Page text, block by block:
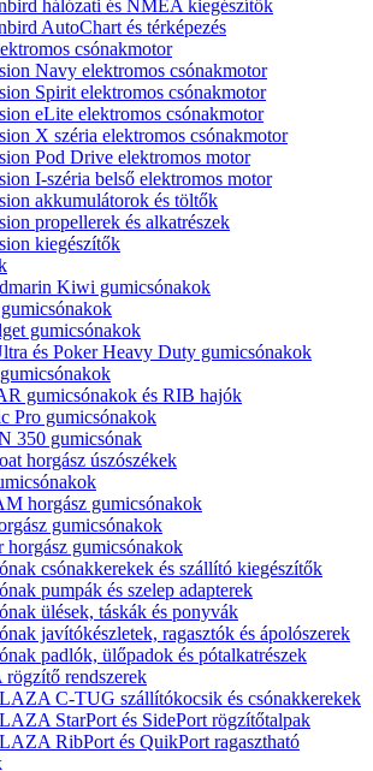
hálózati és NMEA kiegészítők
AutoChart és térképezés
csónakmotor
Navy elektromos csónakmotor
Spirit elektromos csónakmotor
eLite elektromos csónakmotor
X széria elektromos csónakmotor
Pod Drive elektromos motor
I-széria belső elektromos motor
akkumulátorok és töltők
propellerek és alkatrészek
kiegészítők
Kiwi gumicsónakok
gumicsónakok
és Poker Heavy Duty gumicsónakok
gumicsónakok és RIB hajók
Pro gumicsónakok
350 gumicsónak
horgász úszószékek
horgász gumicsónakok
gumicsónakok
horgász gumicsónakok
csónakkerekek és szállító kiegészítők
pumpák és szelep adapterek
ülések, táskák és ponyvák
javítókészletek, ragasztók és ápolószerek
padlók, ülőpadok és pótalkatrészek
rendszerek
C-TUG szállítókocsik és csónakkerekek
StarPort és SidePort rögzítőtalpak
RibPort és QuikPort ragasztható